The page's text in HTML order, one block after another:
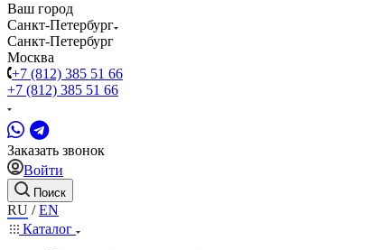
Ваш город
Санкт-Петербург
Санкт-Петербург
Москва
+7 (812) 385 51 66
+7 (812) 385 51 66
Заказать звонок
Войти
Поиск
RU /EN
Каталог